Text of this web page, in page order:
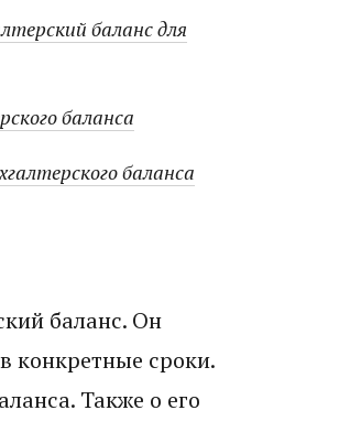
баланс для
баланса
баланса
баланс. Он
конкретные сроки.
Также о его